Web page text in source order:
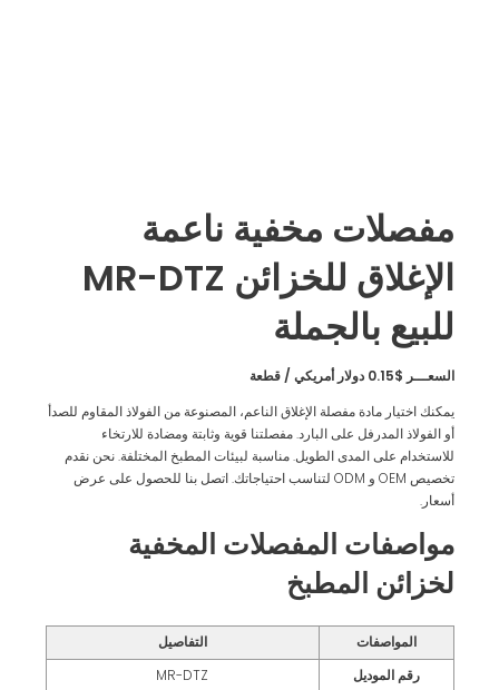
مفصلات مخفية ناعمة
الإغلاق للخزائن MR-DTZ
للبيع بالجملة
السعـــر $0.15 دولار أمريكي / قطعة
يمكنك اختيار مادة مفصلة الإغلاق الناعم، المصنوعة من الفولاذ المقاوم للصدأ
أو الفولاذ المدرفل على البارد. مفصلتنا قوية وثابتة ومضادة للارتخاء
للاستخدام على المدى الطويل. مناسبة لبيئات المطبخ المختلفة. نحن نقدم
تخصيص OEM و ODM لتناسب احتياجاتك. اتصل بنا للحصول على عرض
أسعار.
مواصفات المفصلات المخفية
لخزائن المطبخ
المواصفات
التفاصيل
رقم الموديل
MR-DTZ